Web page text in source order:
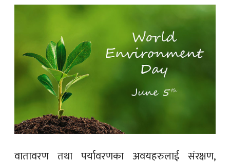
वातावरण तथा पर्यावरणका अवयहरुलाई संरक्षण,